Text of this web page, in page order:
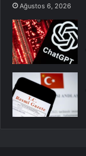
Ağustos 6, 2026